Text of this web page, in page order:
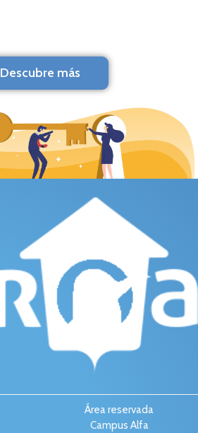
Descubre más
Área reservada
Campus Alfa